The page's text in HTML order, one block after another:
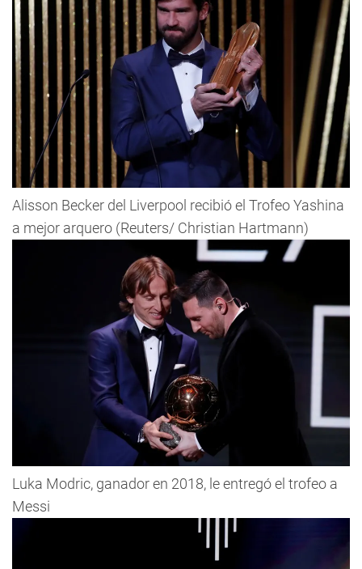
Alisson Becker del Liverpool recibió el Trofeo Yashina
a mejor arquero (Reuters/ Christian Hartmann)
Luka Modric, ganador en 2018, le entregó el trofeo a
Messi